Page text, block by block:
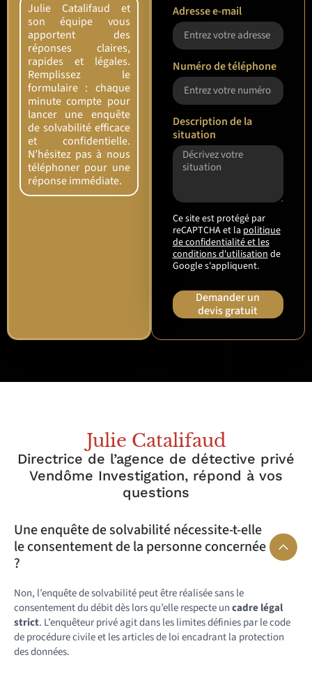
Julie Catalifaud et
son équipe vous
apportent des
réponses claires,
rapides et légales.
Remplissez le
formulaire : chaque
minute compte pour
lancer une enquête
de solvabilité efficace
et confidentielle.
N’hésitez pas à nous
téléphoner pour une
réponse immédiate.
Adresse e-mail
Numéro de téléphone
Description de la
situation
Ce site est protégé par
reCAPTCHA et la politique
de confidentialité et les
conditions d'utilisationde
Google s'appliquent.
Demander un
devis gratuit
Julie Catalifaud
Directrice de l’agence de détective privé
Vendôme Investigation, répond à vos
questions
Une enquête de solvabilité nécessite-t-elle
le consentement de la personne concernée
?
Non, l’enquête de solvabilité peut être réalisée sans le
consentement du débit dès lors qu’elle respecte uncadre légal
strict. L’enquêteur privé agit dans les limites définies par le code
de procédure civile et les articles de loi encadrant la protection
des données.